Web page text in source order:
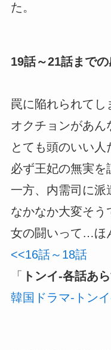
た。
19話～21話までの
罠に陥れられてし
オクチョンがあん
とても頭のいい人
必ず王妃の無実を
一方、内需司に派
なかなか大変そう
女の闘いって…ほ
<<16話～18話
「
トンイ-各話あ
韓国ドラマ-トン